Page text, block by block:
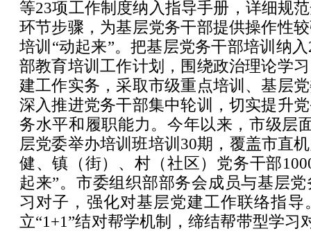
等23项工作制度纳入指导手册，详细规
环节步骤，为基层党务干部提供操作性
培训“动起来”。把基层党务干部培训纳
部教育培训工作计划，围绕政治理论学
建工作实务，采取市级重点培训、基层
深入推进党务干部集中轮训，切实提升
务水平和履职能力。今年以来，市级层
层党委举办培训班培训30期，覆盖市直
健、镇（街）、村（社区）党务干部
起来”。市委组织部部务会成员与基层
习对子，强化对基层党建工作联络指导
立“1+1”结对帮学机制，缔结帮带型学习